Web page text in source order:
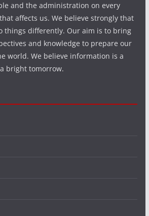
and the administration on every
affects us. We believe strongly that
things differently. Our aim is to bring
and knowledge to prepare our
world. We believe information is a
bright tomorrow.